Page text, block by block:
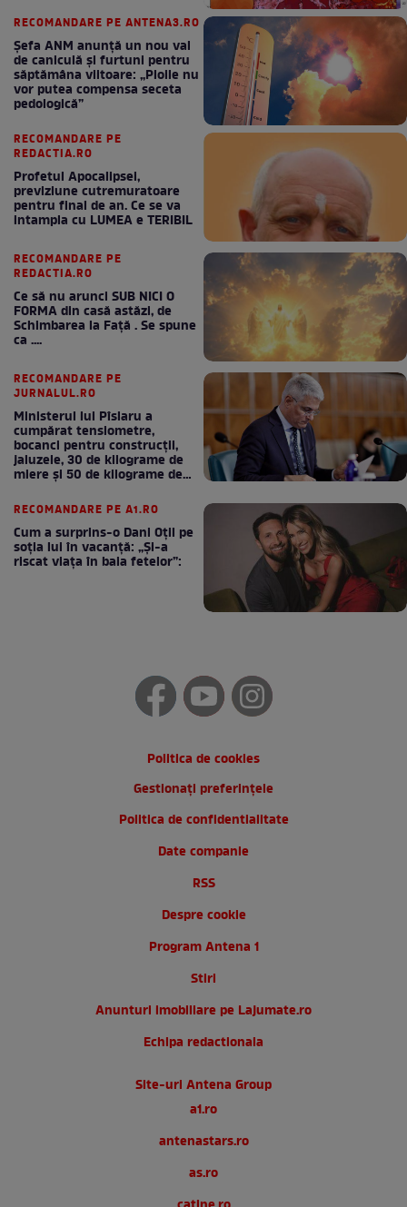
RECOMANDARE PE ANTENA3.RO
Șefa ANM anunță un nou val
de caniculă și furtuni pentru
săptămâna viitoare: „Ploile nu
vor putea compensa seceta
pedologică”
RECOMANDARE PE
REDACTIA.RO
Profetul Apocalipsei,
previziune cutremuratoare
pentru final de an. Ce se va
intampla cu LUMEA e TERIBIL
RECOMANDARE PE
REDACTIA.RO
Ce să nu arunci SUB NICI O
FORMA din casă astăzi, de
Schimbarea la Față . Se spune
ca ....
RECOMANDARE PE
JURNALUL.RO
Ministerul lui Pîslaru a
cumpărat tensiometre,
bocanci pentru construcții,
jaluzele, 30 de kilograme de
miere și 50 de kilograme de
RECOMANDARE PE A1.RO
Cum a surprins-o Dani Oțil pe
soția lui în vacanță: „Și-a
riscat viața în baia fetelor”:
Politica de cookies
Gestionați preferințele
Politica de confidentialitate
Date companie
RSS
Despre cookie
Program Antena 1
Stiri
Anunturi imobiliare pe Lajumate.ro
Echipa redactionala
Site-uri Antena Group
a1.ro
antenastars.ro
as.ro